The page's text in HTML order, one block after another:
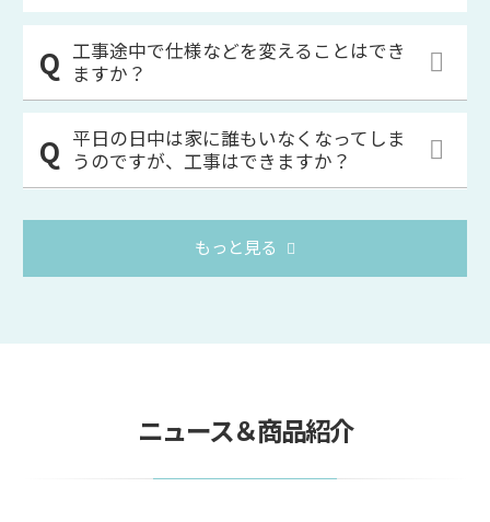
工事途中で仕様などを変えることはでき
ますか？
平日の日中は家に誰もいなくなってしま
うのですが、工事はできますか？
もっと見る
ニュース＆商品紹介